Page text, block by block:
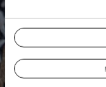
Construisez